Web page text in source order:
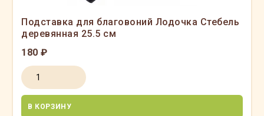
Подставка для благовоний Лодочка Стебель
деревянная 25.5 см
180 ₽
В КОРЗИНУ